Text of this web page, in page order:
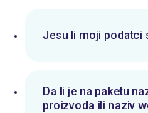
Jesu li moji podatci
Da li je na paketu
proizvoda ili naziv